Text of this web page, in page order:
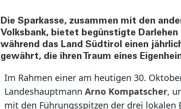
Die Sparkasse, zusammen mit den
Volksbank, bietet begünstigte
während das Land Südtirol einen
gewährt, die ihren Traum eines
Im Rahmen einer am heutigen 30.
Landeshauptmann Arno Kompatscher,
mit den Führungsspitzen der drei lokalen